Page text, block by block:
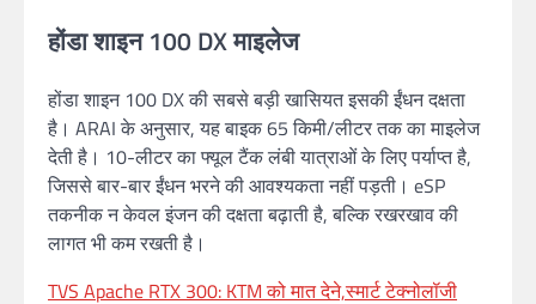
होंडा शाइन 100 DX माइलेज
होंडा शाइन 100 DX की सबसे बड़ी खासियत इसकी ईंधन दक्षता
है। ARAI के अनुसार, यह बाइक 65 किमी/लीटर तक का माइलेज
देती है। 10-लीटर का फ्यूल टैंक लंबी यात्राओं के लिए पर्याप्त है,
जिससे बार-बार ईंधन भरने की आवश्यकता नहीं पड़ती। eSP
तकनीक न केवल इंजन की दक्षता बढ़ाती है, बल्कि रखरखाव की
लागत भी कम रखती है।
TVS Apache RTX 300: KTM को मात देने,स्मार्ट टेक्नोलॉजी